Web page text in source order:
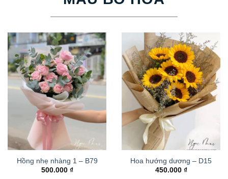
Hồng nhẹ nhàng 1 – B79
500.000 ₫
Hoa hướng dương – D15
450.000 ₫